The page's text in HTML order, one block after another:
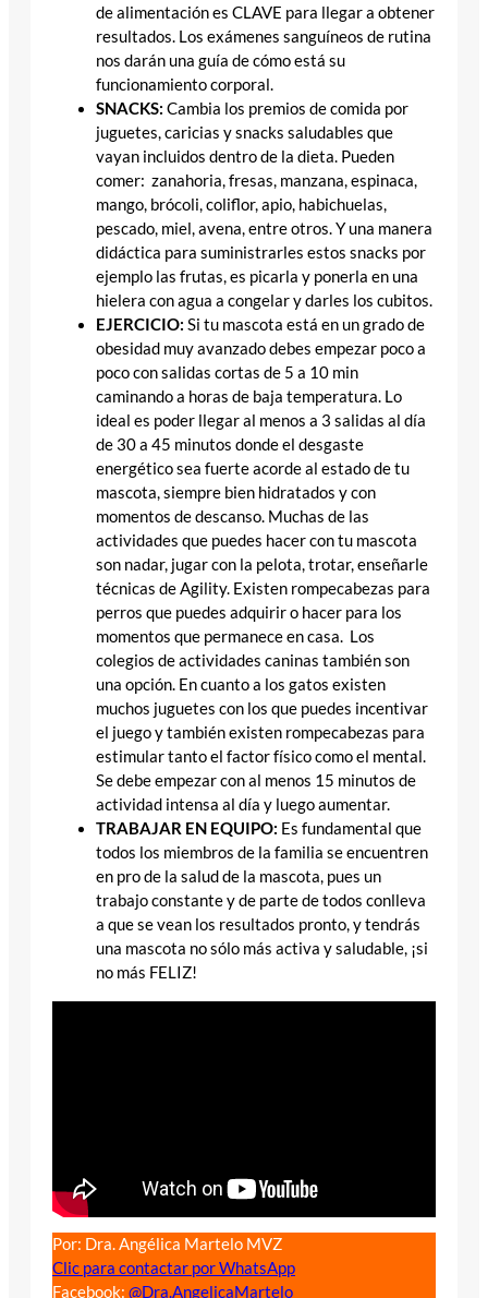
de alimentación es CLAVE para llegar a obtener
resultados. Los exámenes sanguíneos de rutina
nos darán una guía de cómo está su
funcionamiento corporal.
SNACKS: Cambia los premios de comida por
juguetes, caricias y snacks saludables que
vayan incluidos dentro de la dieta. Pueden
comer: zanahoria, fresas, manzana, espinaca,
mango, brócoli, coliflor, apio, habichuelas,
pescado, miel, avena, entre otros. Y una manera
didáctica para suministrarles estos snacks por
ejemplo las frutas, es picarla y ponerla en una
hielera con agua a congelar y darles los cubitos.
EJERCICIO: Si tu mascota está en un grado de
obesidad muy avanzado debes empezar poco a
poco con salidas cortas de 5 a 10 min
caminando a horas de baja temperatura. Lo
ideal es poder llegar al menos a 3 salidas al día
de 30 a 45 minutos donde el desgaste
energético sea fuerte acorde al estado de tu
mascota, siempre bien hidratados y con
momentos de descanso. Muchas de las
actividades que puedes hacer con tu mascota
son nadar, jugar con la pelota, trotar, enseñarle
técnicas de Agility. Existen rompecabezas para
perros que puedes adquirir o hacer para los
momentos que permanece en casa. Los
colegios de actividades caninas también son
una opción. En cuanto a los gatos existen
muchos juguetes con los que puedes incentivar
el juego y también existen rompecabezas para
estimular tanto el factor físico como el mental.
Se debe empezar con al menos 15 minutos de
actividad intensa al día y luego aumentar.
TRABAJAR EN EQUIPO: Es fundamental que
todos los miembros de la familia se encuentren
en pro de la salud de la mascota, pues un
trabajo constante y de parte de todos conlleva
a que se vean los resultados pronto, y tendrás
una mascota no sólo más activa y saludable, ¡si
no más FELIZ!
Por: Dra. Angélica Martelo MVZ
Clic para contactar por WhatsApp
Facebook: @Dra.AngelicaMartelo